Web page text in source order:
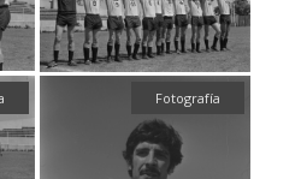
Fotografía